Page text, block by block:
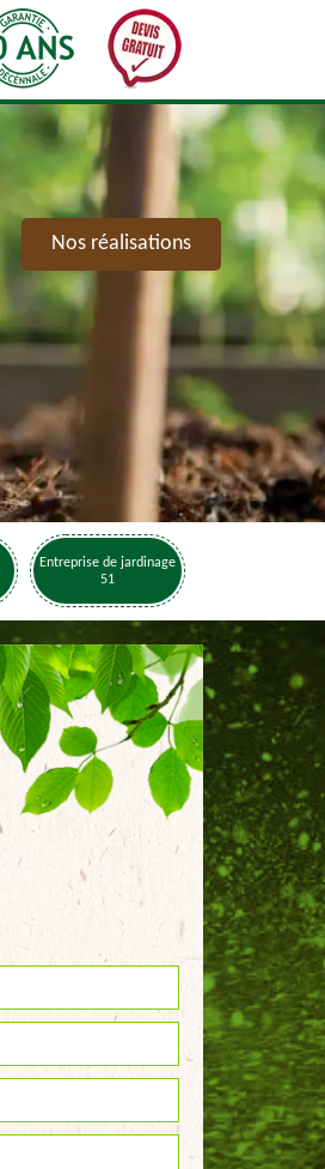
Nos réalisations
Entreprise de jardinage
51